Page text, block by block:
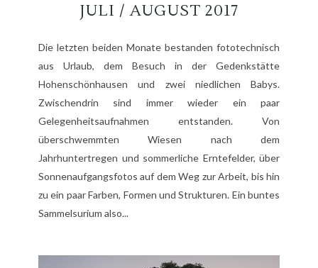
JULI / AUGUST 2017
Die letzten beiden Monate bestanden fototechnisch
aus Urlaub, dem Besuch in der Gedenkstätte
Hohenschönhausen und zwei niedlichen Babys.
Zwischendrin sind immer wieder ein paar
Gelegenheitsaufnahmen entstanden. Von
überschwemmten Wiesen nach dem
Jahrhuntertregen und sommerliche Erntefelder, über
Sonnenaufgangsfotos auf dem Weg zur Arbeit, bis hin
zu ein paar Farben, Formen und Strukturen. Ein buntes
Sammelsurium also...